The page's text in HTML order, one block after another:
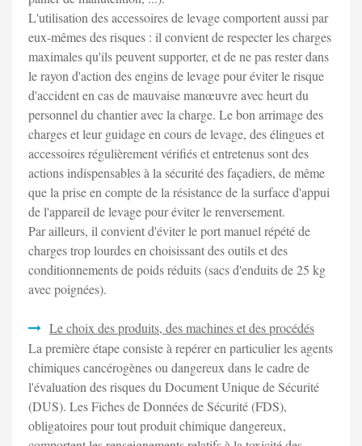
L'utilisation des accessoires de levage comportent aussi par
eux-mêmes des risques : il convient de respecter les charges
maximales qu'ils peuvent supporter, et de ne pas rester dans
le rayon d'action des engins de levage pour éviter le risque
d'accident en cas de mauvaise manœuvre avec heurt du
personnel du chantier avec la charge. Le bon arrimage des
charges et leur guidage en cours de levage, des élingues et
accessoires régulièrement vérifiés et entretenus sont des
actions indispensables à la sécurité des façadiers, de même
que la prise en compte de la résistance de la surface d'appui
de l'appareil de levage pour éviter le renversement.
Par ailleurs, il convient d'éviter le port manuel répété de
charges trop lourdes en choisissant des outils et des
conditionnements de poids réduits (sacs d'enduits de 25 kg
avec poignées).
Le choix des produits, des machines et des procédés
La première étape consiste à repérer en particulier les agents
chimiques cancérogènes ou dangereux dans le cadre de
l'évaluation des risques du Document Unique de Sécurité
(DUS). Les Fiches de Données de Sécurité (FDS),
obligatoires pour tout produit chimique dangereux,